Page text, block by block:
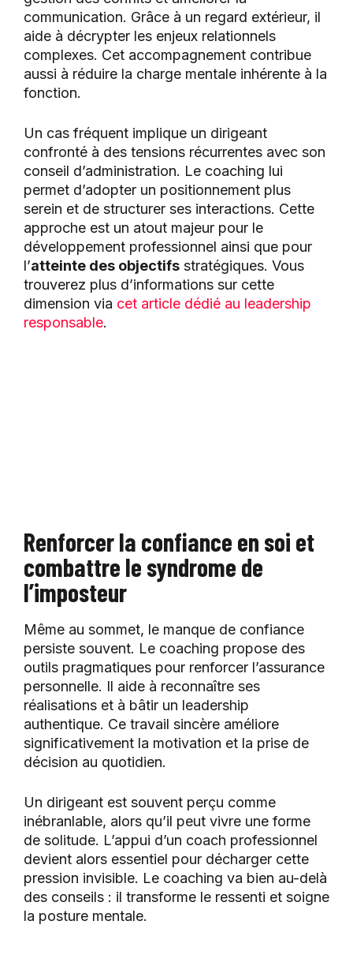
communication. Grâce à un regard extérieur, il
aide à décrypter les enjeux relationnels
complexes. Cet accompagnement contribue
aussi à réduire la charge mentale inhérente à la
fonction.
Un cas fréquent implique un dirigeant
confronté à des tensions récurrentes avec son
conseil d’administration. Le coaching lui
permet d’adopter un positionnement plus
serein et de structurer ses interactions. Cette
approche est un atout majeur pour le
développement professionnel ainsi que pour
l’atteinte des objectifs stratégiques. Vous
trouverez plus d’informations sur cette
dimension via cet article dédié au leadership
responsable.
Renforcer la confiance en soi et
combattre le syndrome de
l’imposteur
Même au sommet, le manque de confiance
persiste souvent. Le coaching propose des
outils pragmatiques pour renforcer l’assurance
personnelle. Il aide à reconnaître ses
réalisations et à bâtir un leadership
authentique. Ce travail sincère améliore
significativement la motivation et la prise de
décision au quotidien.
Un dirigeant est souvent perçu comme
inébranlable, alors qu’il peut vivre une forme
de solitude. L’appui d’un coach professionnel
devient alors essentiel pour décharger cette
pression invisible. Le coaching va bien au-delà
des conseils : il transforme le ressenti et soigne
la posture mentale.